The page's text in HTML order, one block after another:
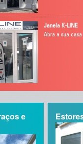
Janela K-LINE
Abra a sua
e